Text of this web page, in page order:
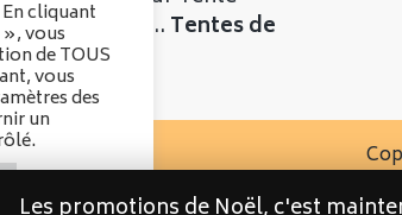
qui parle de... Tentes de
cliquant
vous
de TOUS
vous
des
un